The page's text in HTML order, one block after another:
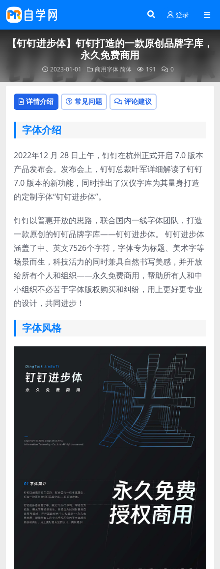
登录
【钉钉进步体】钉钉打造的一款原创品牌字库，
永久免费商用
2023-01-01 商用字体简体 191 0
详情介绍 常见问题 评论建议
字体介绍
2022年12 月 28 日上午，钉钉在杭州正式开启 7.0 版本
产品发布会。发布会上，钉钉总裁叶军详细解读了钉钉
7.0 版本的新功能，同时推出了汉仪字库为其量身打造
的定制字体“钉钉进步体”。
钉钉以普惠开放的思路，联合国内一线字体团队，打造
一款原创的钉钉品牌字库——钉钉进步体。 钉钉进步体
涵盖了中、英文7526个字符，字体专为标题、美术字等
场景而生，科技活力的同时兼具自然书写美感，并开放
给所有个人和组织——永久免费商用，帮助所有人和中
小组织不必苦于字体版权购买和纠纷，用上更好更专业
的设计，共同进步！
字体风格